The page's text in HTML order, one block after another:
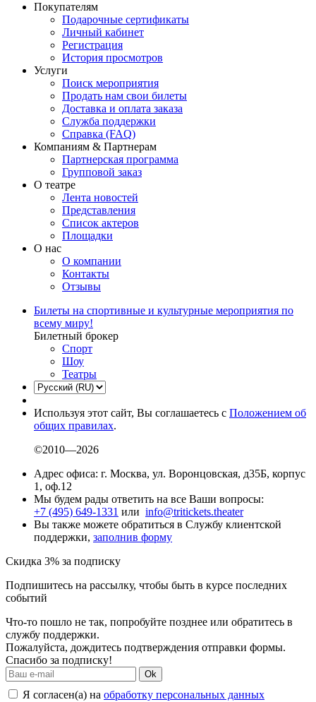
Покупателям
Подарочные сертификаты
Личный кабинет
Регистрация
История просмотров
Услуги
Поиск мероприятия
Продать нам свои билеты
Доставка и оплата заказа
Служба поддержки
Справка (FAQ)
Компаниям & Партнерам
Партнерская программа
Групповой заказ
О театре
Лента новостей
Представления
Список актеров
Площадки
О нас
О компании
Контакты
Отзывы
Билеты на спортивные и культурные мероприятия по
всему миру!
Билетный брокер
Спорт
Шоу
Театры
Используя этот сайт, Вы соглашаетесь с Положением об
общих правилах.
©2010—2026
Адрес офиса: г. Москва, ул. Воронцовская, д35Б, корпус
1, оф.12
Мы будем рады ответить на все Ваши вопросы:
+7 (495) 649-1331 или info@tritickets.theater
Вы также можете обратиться в Службу клиентской
поддержки, заполнив форму
Скидка 3% за подписку
Подпишитесь на рассылку, чтобы быть в курсе последних
событий
Что-то пошло не так, попробуйте позднее или обратитесь в
службу поддержки.
Пожалуйста, дождитесь подтверждения отправки формы.
Спасибо за подписку!
Ok
Я согласен(а) на обработку персональных данных